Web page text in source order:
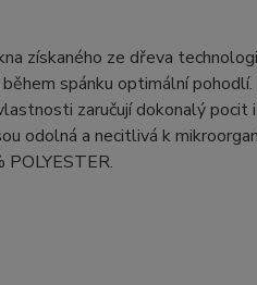
získaného ze dřeva
spánku optimální
zaručují dokonalý
odolná a necitlivá k
POLYESTER.